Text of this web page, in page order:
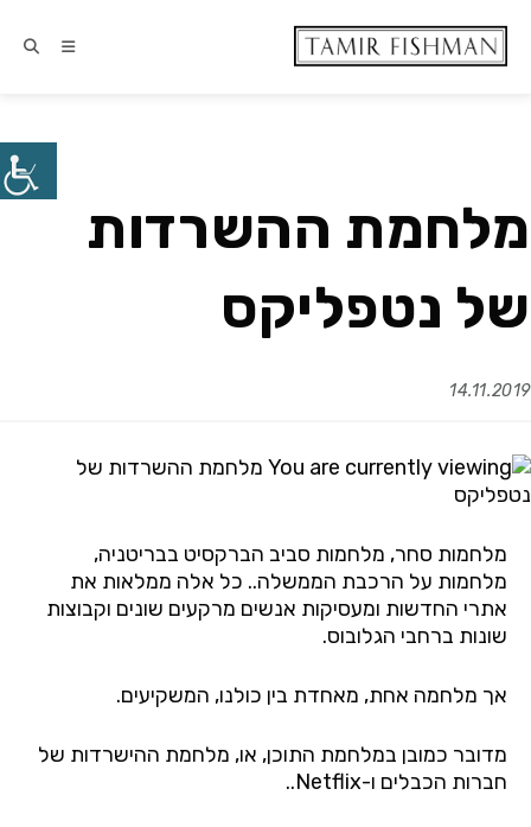
מלחמת ההשרדות
של נטפליקס
14.11.2019
מלחמות סחר, מלחמות סביב הברקסיט בבריטניה,
מלחמות על הרכבת הממשלה.. כל אלה ממלאות את
אתרי החדשות ומעסיקות אנשים מרקעים שונים וקבוצות
שונות ברחבי הגלובוס.
אך מלחמה אחת, מאחדת בין כולנו, המשקיעים.
מדובר כמובן במלחמת התוכן, או, מלחמת ההישרדות של
חברות הכבלים ו-Netflix
..